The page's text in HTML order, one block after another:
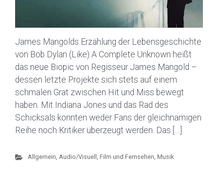
James Mangolds Erzählung der Lebensgeschichte
von Bob Dylan (Like) A Complete Unknown heißt
das neue Biopic von Regisseur James Mangold –
dessen letzte Projekte sich stets auf einem
schmalen Grat zwischen Hit und Miss bewegt
haben. Mit Indiana Jones und das Rad des
Schicksals konnten weder Fans der gleichnamigen
Reihe noch Kritiker überzeugt werden. Das […]
Allgemein Audio/Visuell Film und Fernsehen Musik